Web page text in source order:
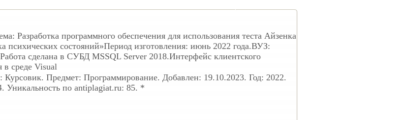
Разработка программного обеспечения для использования теста Айзенка
психических состояний»Период изготовления: июнь 2022 года.ВУЗ:
сделана в СУБД MSSQL Server 2018.Интерфейс клиентского
в среде Visual
Курсовик. Предмет: Программирование. Добавлен: 19.10.2023. Год: 2022.
Уникальность по antiplagiat.ru: 85. *